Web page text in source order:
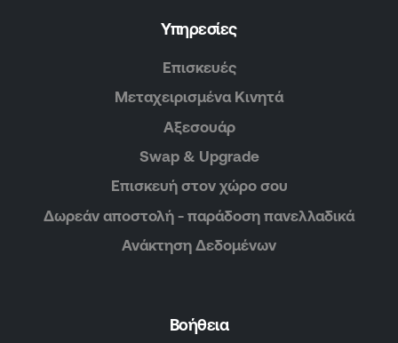
Υπηρεσίες
Επισκευές
Μεταχειρισμένα Κινητά
Αξεσουάρ
Swap & Upgrade
Επισκευή στον χώρο σου
Δωρεάν αποστολή - παράδοση πανελλαδικά
Ανάκτηση Δεδομένων
Βοήθεια